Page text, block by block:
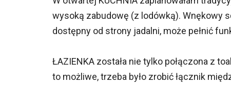
wysoką zabudowę (z lodówką). Wnękowy
dostępny od strony jadalni, może pełnić
ŁAZIENKA została nie tylko połączona z
to możliwe, trzeba było zrobić łącznik